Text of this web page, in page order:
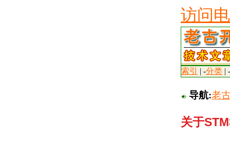
访问
索引 | -分类 | -
导航:老
关于